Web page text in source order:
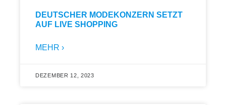
DEUTSCHER MODEKONZERN SETZT
AUF LIVE SHOPPING
MEHR ›
DEZEMBER 12, 2023